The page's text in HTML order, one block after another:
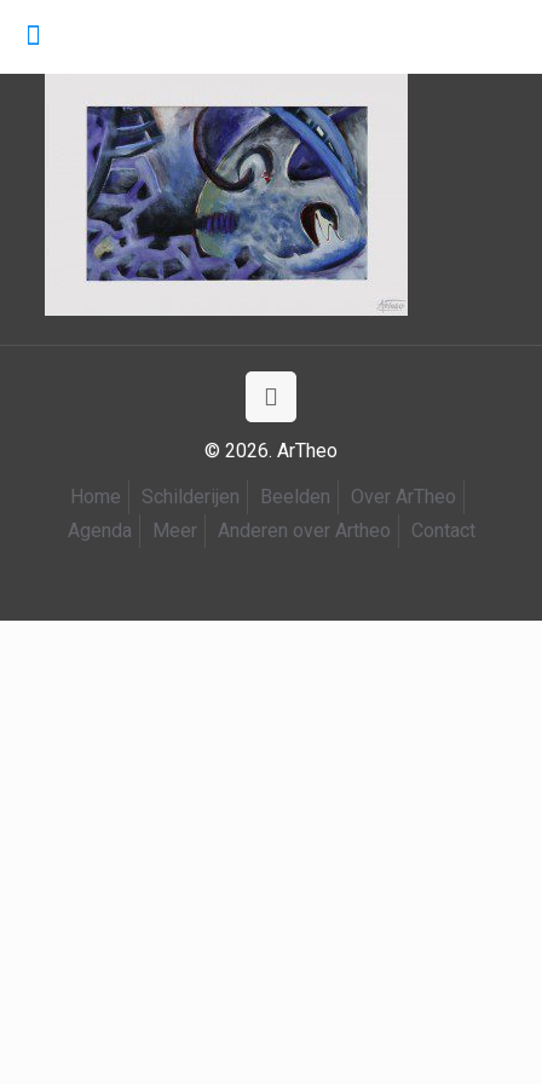
© 2026. ArTheo
Home
Schilderijen Beelden
Over ArTheo
Agenda
Meer Anderen over Artheo Contact